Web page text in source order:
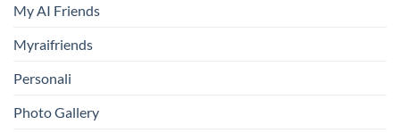
My AI Friends
Myraifriends
Personali
Photo Gallery